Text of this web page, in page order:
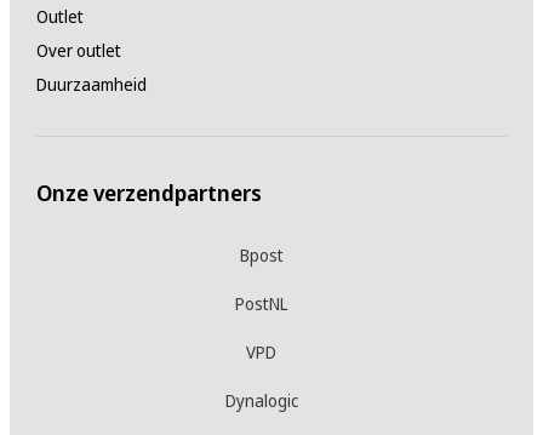
Outlet
Over outlet
Duurzaamheid
Onze verzendpartners
Bpost
PostNL
VPD
Dynalogic